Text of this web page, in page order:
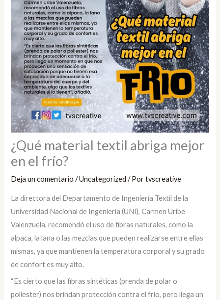
¿Qué material textil abriga mejor
en el frío?
Deja un comentario /Uncategorized / Portvscreative
La directora del Departamento de Ingeniería Textil de la
Universidad Nacional de Ingeniería (UNI), Carmen Uribe
Valenzuela, recomendó el uso de fibras naturales, como la
alpaca, la lana o las mezclas que pueden realizarse entre ellas
mismas, ya que mantienen la temperatura corporal y su grado
de confort es muy alto.
“Es cierto que las fibras sintéticas (prenda de polar o
poliester) nos brindan protección contra el frío, pero llega un